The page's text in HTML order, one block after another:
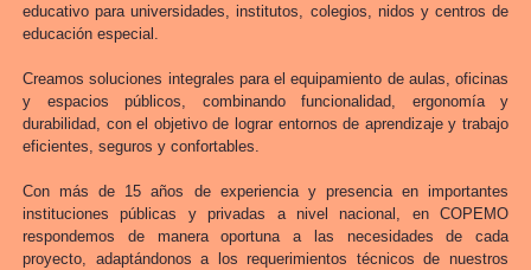
educativo para universidades, institutos, colegios, nidos y centros de
educación especial.
Creamos soluciones integrales para el equipamiento de aulas, oficinas
y espacios públicos, combinando funcionalidad, ergonomía y
durabilidad, con el objetivo de lograr entornos de aprendizaje y trabajo
eficientes, seguros y confortables.
Con más de 15 años de experiencia y presencia en importantes
instituciones públicas y privadas a nivel nacional, en COPEMO
respondemos de manera oportuna a las necesidades de cada
proyecto, adaptándonos a los requerimientos técnicos de nuestros